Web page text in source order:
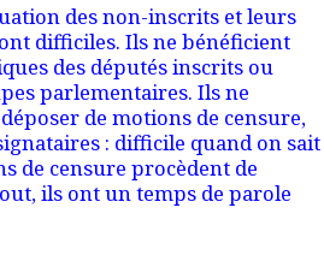
des non-inscrits et leurs
difficiles. Ils ne bénéficient
des députés inscrits ou
parlementaires. Ils ne
de motions de censure,
: difficile quand on sait
de censure procèdent de
ils ont un temps de parole